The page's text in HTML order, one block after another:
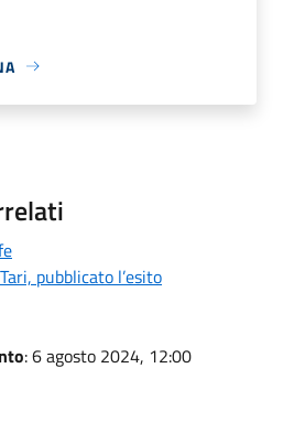
pubblicato l’esito
: 6 agosto 2024, 12:00